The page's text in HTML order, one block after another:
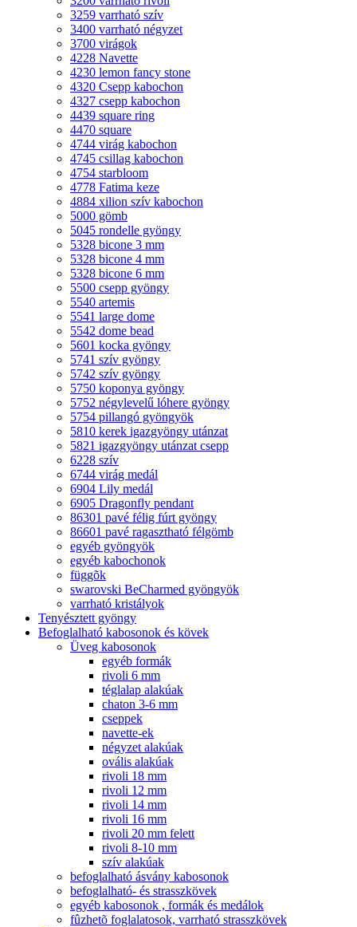
3259 varrható szív
3400 varrható négyzet
3700 virágok
4228 Navette
4230 lemon fancy stone
4320 Csepp kabochon
4327 csepp kabochon
4439 square ring
4470 square
4744 virág kabochon
4745 csillag kabochon
4754 starbloom
4778 Fatima keze
4884 xilion szív kabochon
5000 gömb
5045 rondelle gyöngy
5328 bicone 3 mm
5328 bicone 4 mm
5328 bicone 6 mm
5500 csepp gyöngy
5540 artemis
5541 large dome
5542 dome bead
5601 kocka gyöngy
5741 szív gyöngy
5742 szív gyöngy
5750 koponya gyöngy
5752 négylevelű lóhere gyöngy
5754 pillangó gyöngyök
5810 kerek igazgyöngy utánzat
5821 igazgyöngy utánzat csepp
6228 szív
6744 virág medál
6904 Lily medál
6905 Dragonfly pendant
86301 pavé félig fúrt gyöngy
86601 pavé ragasztható félgömb
egyéb gyöngyök
egyéb kabochonok
függõk
swarovski BeCharmed gyöngyök
varrható kristályok
Tenyésztett gyöngy
Befoglalható kabosonok és kövek
Üveg kabosonok
egyéb formák
rivoli 6 mm
téglalap alakúak
chaton 3-6 mm
cseppek
navette-ek
négyzet alakúak
ovális alakúak
rivoli 18 mm
rivoli 12 mm
rivoli 14 mm
rivoli 16 mm
rivoli 20 mm felett
rivoli 8-10 mm
szív alakúak
befoglalható ásvány kabosonok
befoglalható- és strasszkövek
egyéb kabosonok , formák és medálok
fûzhetõ foglalatosok, varrható strasszkövek